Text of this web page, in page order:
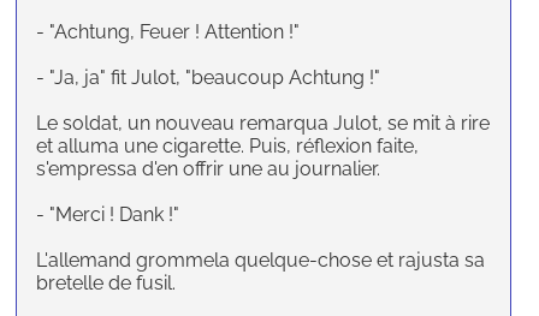
- "Achtung, Feuer ! Attention !"
- "Ja, ja" fit Julot, "beaucoup Achtung !"
Le soldat, un nouveau remarqua Julot, se mit à rire
et alluma une cigarette. Puis, réflexion faite,
s'empressa d'en offrir une au journalier.
- "Merci ! Dank !"
L'allemand grommela quelque-chose et rajusta sa
bretelle de fusil.